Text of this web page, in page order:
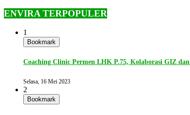
ENVIRA TERPOPULER
1
Bookmark
Coaching Clinic Permen LHK P.75, Kolaborasi GIZ
Selasa, 16 Mei 2023
2
Bookmark